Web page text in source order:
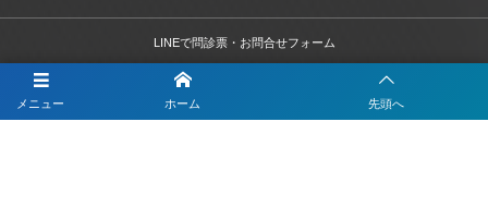
メニュー ホーム 先頭へ
LINEで問診票・お問合せフォーム